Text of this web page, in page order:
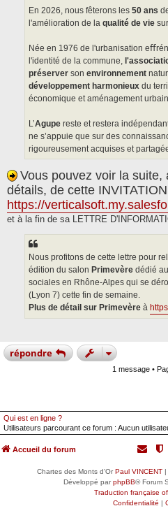
En 2026, nous fêterons les 50 ans
l'amélioration de la qualité de vie
Née en 1976 de l'urbanisation
l'identité de la commune,
préserver son environnement
développement harmonieux du
économique et aménagement
L’Agupe reste et restera
ne s’appuie que sur des
rigoureusement acquises et
Vous pouvez voir la suite,
détails, de cette
https://
et à la fin de sa LETTRE
Nous profitons de cette lettre pour
édition du salon Primevère dédié
sociales en Rhône-Alpes qui se
(Lyon 7) cette fin de semaine.
Plus de détail sur Primevère à
répondre
1 message •
Qui est en ligne ?
Utilisateurs parcourant ce forum : Aucun
Accueil du forum
Chartes des Monts d'OrPaul VINCENT|
Développé parphpBB® Forum
Traduction française
Confidentialité |